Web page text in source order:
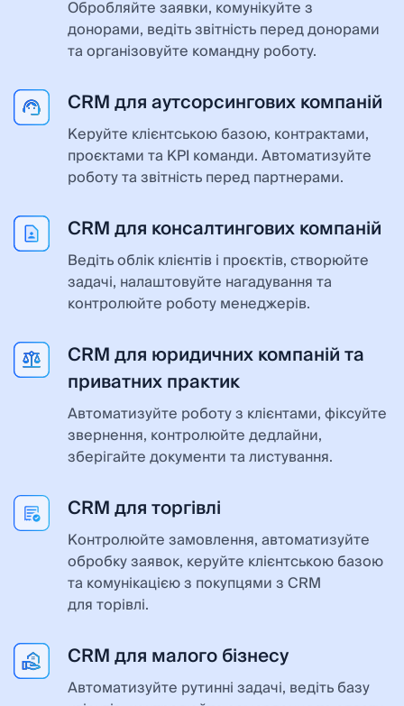
Обробляйте заявки, комунікуйте з
донорами, ведіть звітність перед донорами
та організовуйте командну роботу.
CRM для аутсорсингових компаній
Керуйте клієнтською базою, контрактами,
проєктами та KPI команди. Автоматизуйте
роботу та звітність перед партнерами.
CRM для консалтингових компаній
Ведіть облік клієнтів і проєктів, створюйте
задачі, налаштовуйте нагадування та
контролюйте роботу менеджерів.
CRM для юридичних компаній та
приватних практик
Автоматизуйте роботу з клієнтами, фіксуйте
звернення, контролюйте дедлайни,
зберігайте документи та листування.
CRM для торгівлі
Контролюйте замовлення, автоматизуйте
обробку заявок, керуйте клієнтською базою
та комунікацією з покупцями з CRM
для торівлі.
CRM для малого бізнесу
Автоматизуйте рутинні задачі, ведіть базу